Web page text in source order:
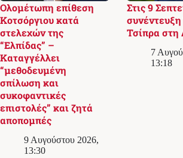
Ολομέτωπη επίθεση
Κοτσόργιου κατά
στελεχών της
“Ελπίδας” –
Καταγγέλλει
“μεθοδευμένη
σπίλωση και
συκοφαντικές
επιστολές” και ζητά
αποπομπές
9 Αυγούστου 2026,
13:30
Στις 9
Τσίπρα στη
7
13:18